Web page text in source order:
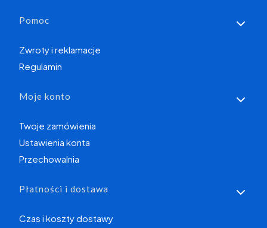
Linki w stopce
Pomoc
Zwroty i reklamacje
Regulamin
Moje konto
Twoje zamówienia
Ustawienia konta
Przechowalnia
Płatności i dostawa
Czas i koszty dostawy